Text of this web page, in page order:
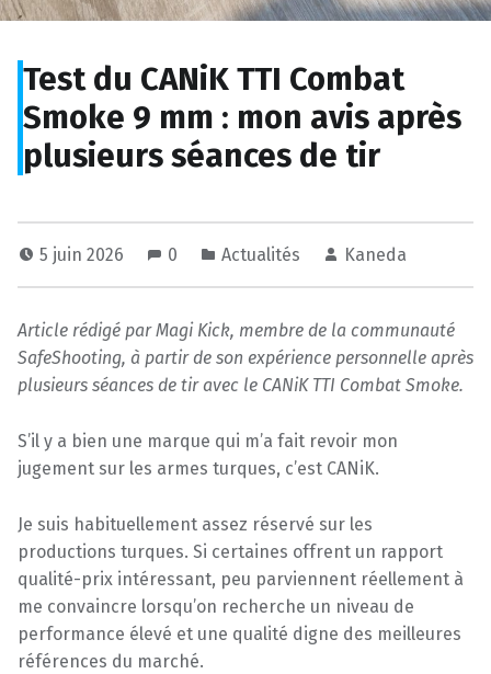
Test du CANiK TTI Combat
Smoke 9 mm : mon avis après
plusieurs séances de tir
5 juin 2026 0 Actualités Kaneda
Article rédigé par Magi Kick, membre de la communauté
SafeShooting, à partir de son expérience personnelle après
plusieurs séances de tir avec le CANiK TTI Combat Smoke.
S’il y a bien une marque qui m’a fait revoir mon
jugement sur les armes turques, c’est CANiK.
Je suis habituellement assez réservé sur les
productions turques. Si certaines offrent un rapport
qualité-prix intéressant, peu parviennent réellement à
me convaincre lorsqu’on recherche un niveau de
performance élevé et une qualité digne des meilleures
références du marché.